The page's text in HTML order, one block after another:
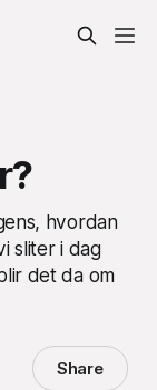
hvordan
sliter i dag
det da om
Share